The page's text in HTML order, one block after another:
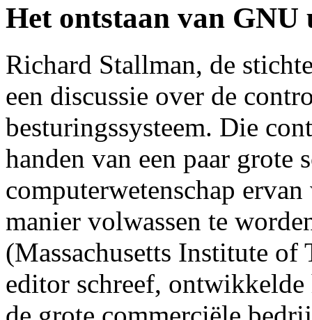
Het ontstaan van GNU
Richard Stallman, de
een discussie over de
besturingssysteem. Die
handen van een paar grote
computerwetenschap
manier volwassen te
(Massachusetts Institute of
editor schreef,